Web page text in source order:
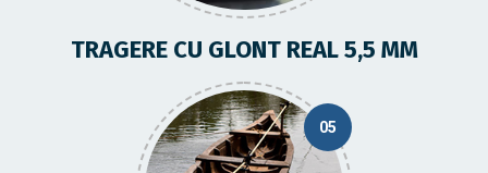
TRAGERE CU GLONT REAL 5,5 MM
05